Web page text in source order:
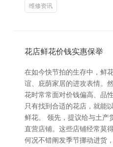
维修资讯
花店鲜花价钱实惠保举
在如今快节拍的生存中，鲜
谊、庇荫家居的进攻表情。
花时常常面对价钱偏高、品
只有找到合适的花店，就能
鲜花。 领先，提议给与土产
直营店铺。这些店铺经常莫
何况不错阐发季节挪动进货